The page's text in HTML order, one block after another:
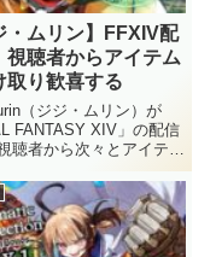
・ムリン】FFXIV配
視聴者からアイテム
取り歓喜する
（ジジ・ムリン）が
FANTASY XIV」の配信
聴者から次々とアイテム
る場面がありました。ゲ
FCを設立した彼女は、
らの贈り物に対してユニ
応を見せています。Gigi